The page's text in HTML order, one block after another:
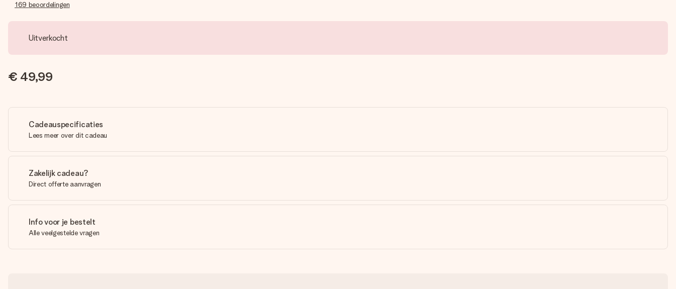
169 beoordelingen
Uitverkocht
€ 49,99
Cadeauspecificaties
Lees meer over dit cadeau
Zakelijk cadeau?
Direct offerte aanvragen
Info voor je bestelt
Alle veelgestelde vragen